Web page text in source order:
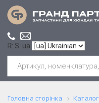
R: S: ua
Головна сторінка Каталог